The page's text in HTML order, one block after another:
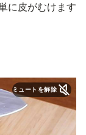
に皮がむけます
ミュートを解除